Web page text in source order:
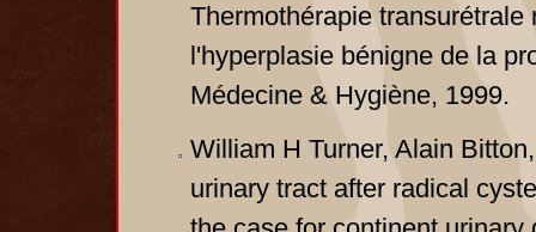
Thermothérapie
l'hyperplasie bénigne de la
Médecine & Hygiène, 1999.
William H Turner, Alain
urinary tract after radical